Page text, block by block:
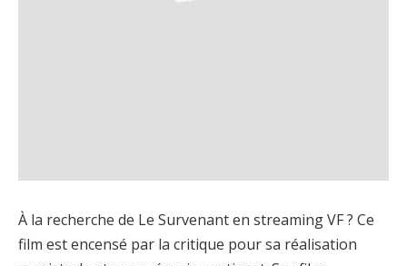
À la recherche de Le Survenant en streaming VF ? Ce
film est encensé par la critique pour sa réalisation